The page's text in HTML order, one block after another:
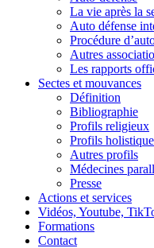
La vie après la
Auto défense
Procédure
Autres
Les rapports
Sectes et mouvances
Définition
Bibliographie
Profils religieux
Profils
Autres profils
Médecines
Presse
Actions et services
Vidéos, Youtube,
Formations
Contact